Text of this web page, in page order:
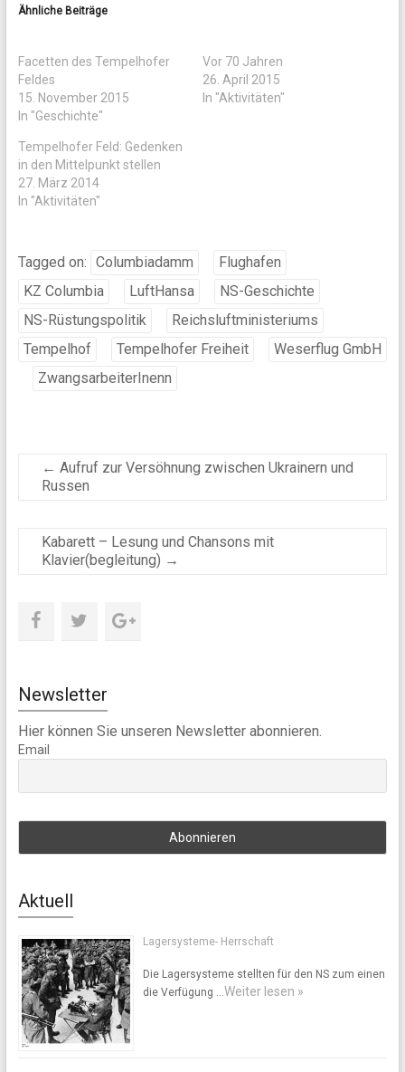
Ähnliche Beiträge
Facetten des Tempelhofer
Feldes
15. November 2015
In "Geschichte"
Vor 70 Jahren
26. April 2015
In "Aktivitäten"
Tempelhofer Feld: Gedenken
in den Mittelpunkt stellen
27. März 2014
In "Aktivitäten"
Tagged on: Columbiadamm
Flughafen
KZ Columbia
LuftHansa
NS-Geschichte
NS-Rüstungspolitik
Reichsluftministeriums
Tempelhof
Tempelhofer Freiheit
Weserflug GmbH
ZwangsarbeiterInenn
← Aufruf zur Versöhnung zwischen Ukrainern und
Russen
Kabarett – Lesung und Chansons mit
Klavier(begleitung) →
Newsletter
Hier können Sie unseren Newsletter abonnieren.
Email
Aktuell
Lagersysteme- Herrschaft
Die Lagersysteme stellten für den NS zum einen
die Verfügung … Weiter lesen »